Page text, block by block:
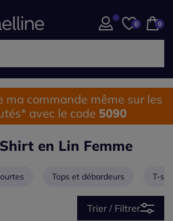
0 0
commande même sur les
avec le code 5090
en Lin Femme
Tops et débardeurs T-
Trier / Filtrer